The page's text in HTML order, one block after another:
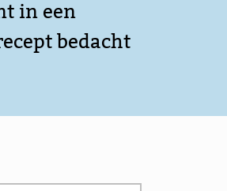
in een
bedacht